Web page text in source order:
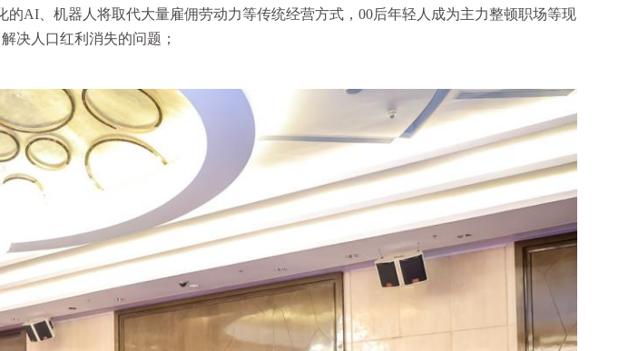
AI、机器人将取代大量雇佣劳动力等传统经营方式，00后年轻人成为主力整顿职场等现
决人口红利消失的问题；